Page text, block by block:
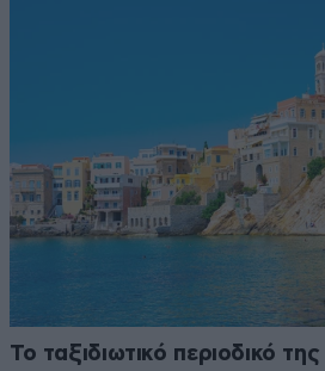
Το ταξιδιωτικό περιοδικό